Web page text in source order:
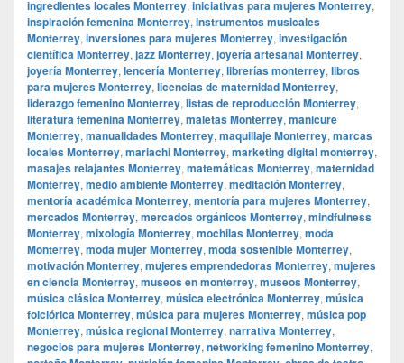
ingredientes locales Monterrey, iniciativas para mujeres Monterrey,
inspiración femenina Monterrey, instrumentos musicales
Monterrey, inversiones para mujeres Monterrey, investigación
científica Monterrey, jazz Monterrey, joyería artesanal Monterrey,
joyería Monterrey, lencería Monterrey, librerías monterrey, libros
para mujeres Monterrey, licencias de maternidad Monterrey,
liderazgo femenino Monterrey, listas de reproducción Monterrey,
literatura femenina Monterrey, maletas Monterrey, manicure
Monterrey, manualidades Monterrey, maquillaje Monterrey, marcas
locales Monterrey, mariachi Monterrey, marketing digital monterrey,
masajes relajantes Monterrey, matemáticas Monterrey, maternidad
Monterrey, medio ambiente Monterrey, meditación Monterrey,
mentoría académica Monterrey, mentoría para mujeres Monterrey,
mercados Monterrey, mercados orgánicos Monterrey, mindfulness
Monterrey, mixología Monterrey, mochilas Monterrey, moda
Monterrey, moda mujer Monterrey, moda sostenible Monterrey,
motivación Monterrey, mujeres emprendedoras Monterrey, mujeres
en ciencia Monterrey, museos en monterrey, museos Monterrey,
música clásica Monterrey, música electrónica Monterrey, música
folclórica Monterrey, música para mujeres Monterrey, música pop
Monterrey, música regional Monterrey, narrativa Monterrey,
negocios para mujeres Monterrey, networking femenino Monterrey,